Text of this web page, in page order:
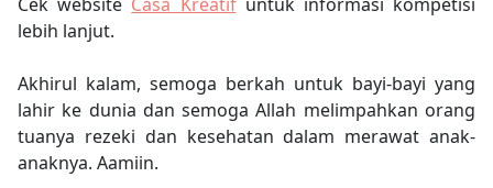
lebih lanjut.
Akhirul kalam, semoga berkah untuk bayi-bayi yang
lahir ke dunia dan semoga Allah melimpahkan orang
tuanya rezeki dan kesehatan dalam merawat anak-
anaknya. Aamiin.